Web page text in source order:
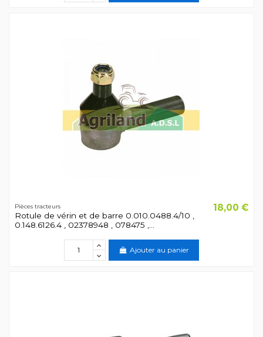
Pièces tracteurs
Rotule de vérin et de barre 0.010.0488.4/10 ,
0.148.6126.4 , 02378948 , 078475 ,...
18,00 €
Ajouter au panier